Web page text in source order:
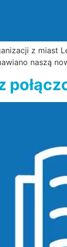
z miast
naszą